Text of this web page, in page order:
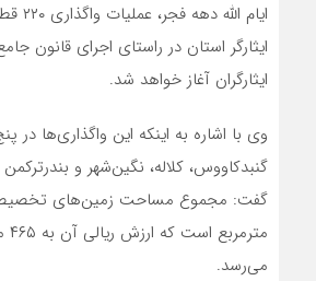
ایثارگر استان در راستای اجرای قانون
ایثارگران آغاز خواهد شد.
وی با اشاره به اینکه این واگذاری‌ها در
گنبدکاووس، کلاله، نگین‌شهر و
می‌رسد.